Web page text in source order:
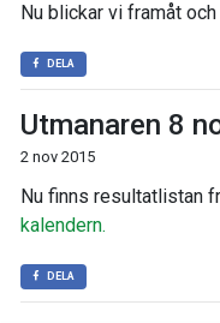
Nu blickar vi framåt
DELA
Utmanaren 8
2 nov 2015
Nu finns resultatlistan
kalendern.
DELA